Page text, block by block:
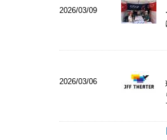
2026/03/09
2026/03/06